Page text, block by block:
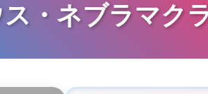
・ネブラマク